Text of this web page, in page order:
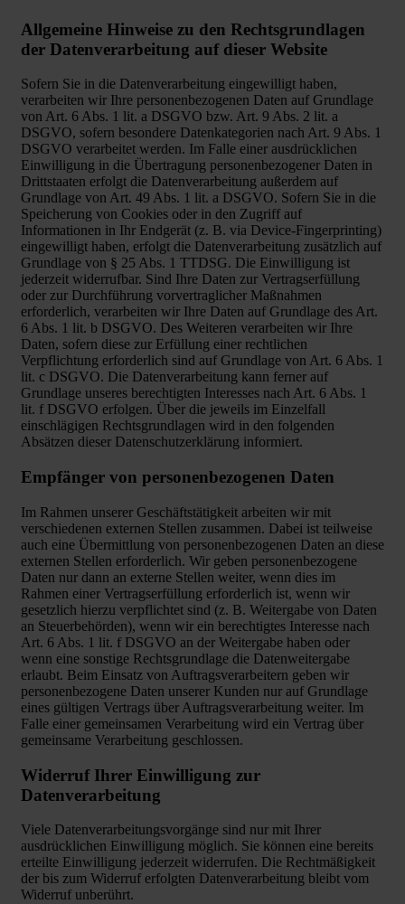
Allgemeine Hinweise zu den Rechtsgrundlagen
der Datenverarbeitung auf dieser Website
Sofern Sie in die Datenverarbeitung eingewilligt haben,
verarbeiten wir Ihre personenbezogenen Daten auf Grundlage
von Art. 6 Abs. 1 lit. a DSGVO bzw. Art. 9 Abs. 2 lit. a
DSGVO, sofern besondere Datenkategorien nach Art. 9 Abs. 1
DSGVO verarbeitet werden. Im Falle einer ausdrücklichen
Einwilligung in die Übertragung personenbezogener Daten in
Drittstaaten erfolgt die Datenverarbeitung außerdem auf
Grundlage von Art. 49 Abs. 1 lit. a DSGVO. Sofern Sie in die
Speicherung von Cookies oder in den Zugriff auf
Informationen in Ihr Endgerät (z. B. via Device-Fingerprinting)
eingewilligt haben, erfolgt die Datenverarbeitung zusätzlich auf
Grundlage von § 25 Abs. 1 TTDSG. Die Einwilligung ist
jederzeit widerrufbar. Sind Ihre Daten zur Vertragserfüllung
oder zur Durchführung vorvertraglicher Maßnahmen
erforderlich, verarbeiten wir Ihre Daten auf Grundlage des Art.
6 Abs. 1 lit. b DSGVO. Des Weiteren verarbeiten wir Ihre
Daten, sofern diese zur Erfüllung einer rechtlichen
Verpflichtung erforderlich sind auf Grundlage von Art. 6 Abs. 1
lit. c DSGVO. Die Datenverarbeitung kann ferner auf
Grundlage unseres berechtigten Interesses nach Art. 6 Abs. 1
lit. f DSGVO erfolgen. Über die jeweils im Einzelfall
einschlägigen Rechtsgrundlagen wird in den folgenden
Absätzen dieser Datenschutzerklärung informiert.
Empfänger von personenbezogenen Daten
Im Rahmen unserer Geschäftstätigkeit arbeiten wir mit
verschiedenen externen Stellen zusammen. Dabei ist teilweise
auch eine Übermittlung von personenbezogenen Daten an diese
externen Stellen erforderlich. Wir geben personenbezogene
Daten nur dann an externe Stellen weiter, wenn dies im
Rahmen einer Vertragserfüllung erforderlich ist, wenn wir
gesetzlich hierzu verpflichtet sind (z. B. Weitergabe von Daten
an Steuerbehörden), wenn wir ein berechtigtes Interesse nach
Art. 6 Abs. 1 lit. f DSGVO an der Weitergabe haben oder
wenn eine sonstige Rechtsgrundlage die Datenweitergabe
erlaubt. Beim Einsatz von Auftragsverarbeitern geben wir
personenbezogene Daten unserer Kunden nur auf Grundlage
eines gültigen Vertrags über Auftragsverarbeitung weiter. Im
Falle einer gemeinsamen Verarbeitung wird ein Vertrag über
gemeinsame Verarbeitung geschlossen.
Widerruf Ihrer Einwilligung zur
Datenverarbeitung
Viele Datenverarbeitungsvorgänge sind nur mit Ihrer
ausdrücklichen Einwilligung möglich. Sie können eine bereits
erteilte Einwilligung jederzeit widerrufen. Die Rechtmäßigkeit
der bis zum Widerruf erfolgten Datenverarbeitung bleibt vom
Widerruf unberührt.